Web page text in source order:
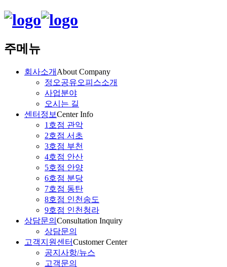
주메뉴
회사소개 About Company
정오공유오피스소개
사업분야
오시는 길
센터정보Center Info
1호점 관악
2호점 서초
3호점 부천
4호점 안산
5호점 안양
6호점 분당
7호점 동탄
8호점 인천송도
9호점 인천청라
상담문의 Consultation Inquiry
상담문의
고객지원센터Customer Center
공지사항/뉴스
고객문의